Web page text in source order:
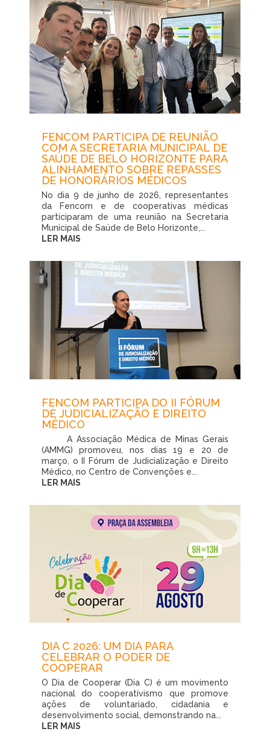
FENCOM PARTICIPA DE REUNIÃO
COM A SECRETARIA MUNICIPAL DE
SAÚDE DE BELO HORIZONTE PARA
ALINHAMENTO SOBRE REPASSES
DE HONORÁRIOS MÉDICOS
No dia 9 de junho de 2026, representantes
da Fencom e de cooperativas médicas
participaram de uma reunião na Secretaria
Municipal de Saúde de Belo Horizonte,...
LER MAIS
FENCOM PARTICIPA DO II FÓRUM
DE JUDICIALIZAÇÃO E DIREITO
MÉDICO
A Associação Médica de Minas Gerais
(AMMG) promoveu, nos dias 19 e 20 de
março, o II Fórum de Judicialização e Direito
Médico, no Centro de Convenções e...
LER MAIS
DIA C 2026: UM DIA PARA
CELEBRAR O PODER DE
COOPERAR
O Dia de Cooperar (Dia C) é um movimento
nacional do cooperativismo que promove
ações de voluntariado, cidadania e
desenvolvimento social, demonstrando na...
LER MAIS